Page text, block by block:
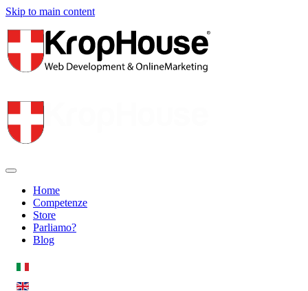
Skip to main content
Home
Competenze
Store
Parliamo?
Blog